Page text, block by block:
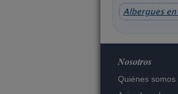
Albergues en
Nosotros
Quiénes somos